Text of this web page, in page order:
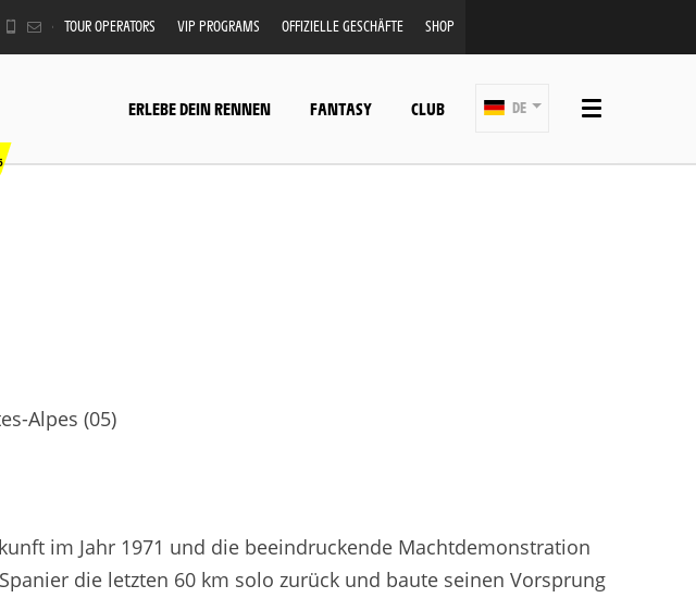
TOUR OPERATORS VIP PROGRAMS OFFIZIELLE GESCHÄFTE SHOP
ERLEBE DEIN RENNEN FANTASY CLUB DE
Alpes (05)
im Jahr 1971 und die beeindruckende Machtdemonstration
die letzten 60 km solo zurück und baute seinen Vorsprung